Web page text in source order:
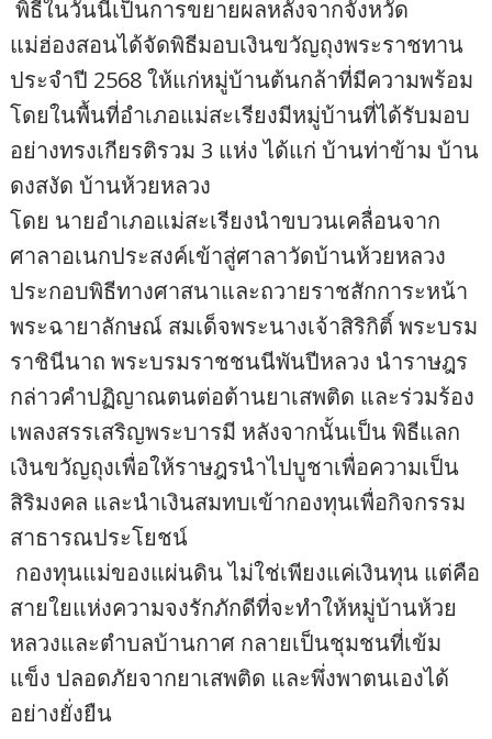
​ พิธีในวันนี้เป็นการขยายผลหลังจากจังหวัด
แม่ฮ่องสอนได้จัดพิธีมอบเงินขวัญถุงพระราชทาน
ประจำปี 2568 ให้แก่หมู่บ้านต้นกล้าที่มีความพร้อม
โดยในพื้นที่อำเภอแม่สะเรียงมีหมู่บ้านที่ได้รับมอบ
อย่างทรงเกียรติรวม 3 แห่ง ได้แก่ บ้านท่าข้าม บ้าน
ดงสงัด บ้านห้วยหลวง
โดย นายอำเภอแม่สะเรียงนำขบวนเคลื่อนจาก
ศาลาอเนกประสงค์เข้าสู่ศาลาวัดบ้านห้วยหลวง
ประกอบพิธีทางศาสนาและถวายราชสักการะหน้า
พระฉายาลักษณ์ สมเด็จพระนางเจ้าสิริกิติ์ พระบรม
ราชินีนาถ พระบรมราชชนนีพันปีหลวง นำราษฎร
กล่าวคำปฏิญาณตนต่อต้านยาเสพติด และร่วมร้อง
เพลงสรรเสริญพระบารมี หลังจากนั้นเป็น พิธีแลก
เงินขวัญถุงเพื่อให้ราษฎรนำไปบูชาเพื่อความเป็น
สิริมงคล และนำเงินสมทบเข้ากองทุนเพื่อกิจกรรม
สาธารณประโยชน์
​ กองทุนแม่ของแผ่นดิน ไม่ใช่เพียงแค่เงินทุน แต่คือ
สายใยแห่งความจงรักภักดีที่จะทำให้หมู่บ้านห้วย
หลวงและตำบลบ้านกาศ กลายเป็นชุมชนที่เข้ม
แข็ง ปลอดภัยจากยาเสพติด และพึ่งพาตนเองได้
อย่างยั่งยืน